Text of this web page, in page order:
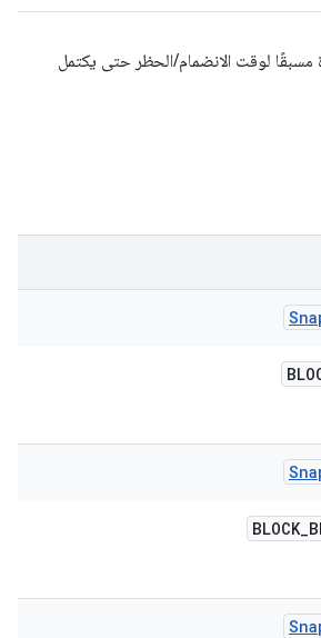
مسبقًا لوقت الانضمام/الحظر حتى يكتمل
BLOCK_